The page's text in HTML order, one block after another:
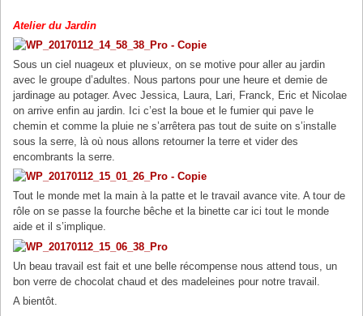
Atelier du Jardin
Sous un ciel nuageux et pluvieux, on se motive pour aller au jardin
avec le groupe d’adultes. Nous partons pour une heure et demie de
jardinage au potager. Avec Jessica, Laura, Lari, Franck, Eric et Nicolae
on arrive enfin au jardin. Ici c’est la boue et le fumier qui pave le
chemin et comme la pluie ne s’arrêtera pas tout de suite on s’installe
sous la serre, là où nous allons retourner la terre et vider des
encombrants la serre.
Tout le monde met la main à la patte et le travail avance vite. A tour de
rôle on se passe la fourche bêche et la binette car ici tout le monde
aide et il s’implique.
Un beau travail est fait et une belle récompense nous attend tous, un
bon verre de chocolat chaud et des madeleines pour notre travail.
A bientôt.